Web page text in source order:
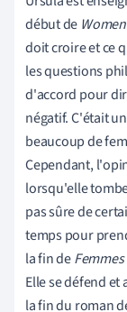
début de
doit croire et ce
les questions
d'accord pour
négatif. C'était
beaucoup de
Cependant,
lorsqu'elle
pas sûre de
temps pour
la fin de
Elle se défend et
la fin du roman